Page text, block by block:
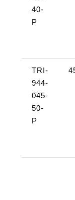
40-
P
TRI-
944-
045-
50-
P